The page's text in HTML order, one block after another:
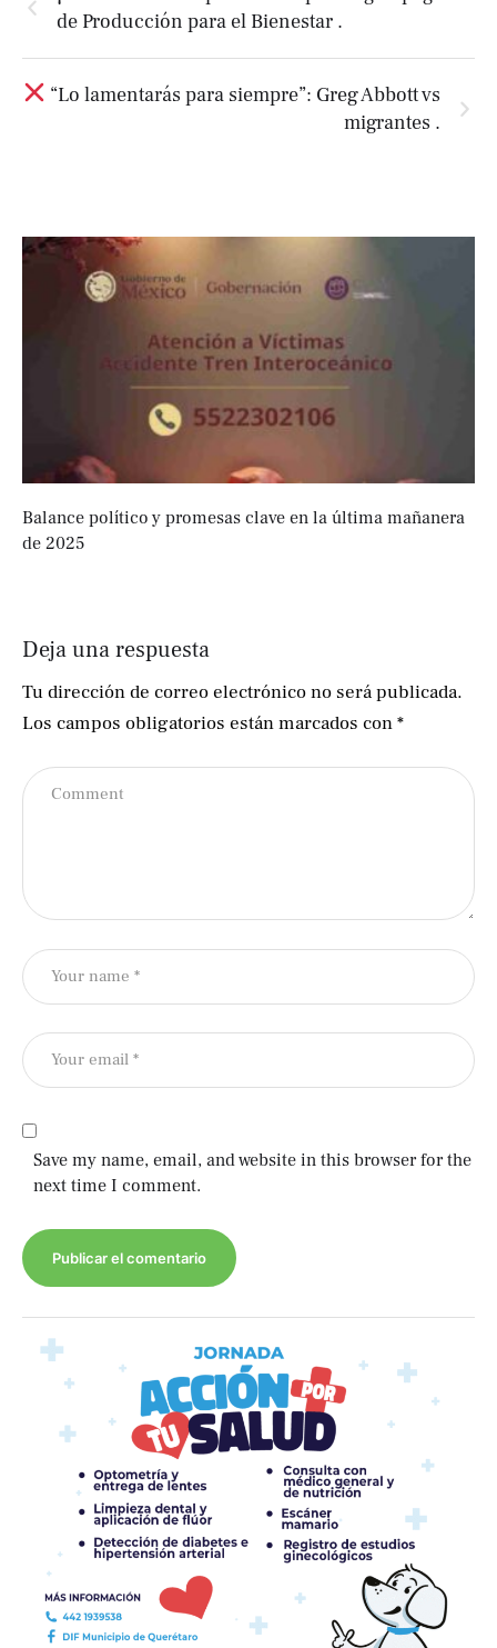
de Producción para el Bienestar .
“Lo lamentarás para siempre”: Greg Abbott vs
migrantes .
Balance político y promesas clave en la última mañanera
de 2025
Deja una respuesta
Tu dirección de correo electrónico no será publicada.
Los campos obligatorios están marcados con*
Save my name, email, and website in this browser for the
next time I comment.